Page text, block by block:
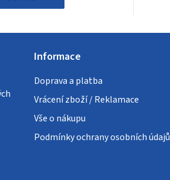
Informace
Doprava a platba
Vrácení zboží / Reklamace
Vše o nákupu
Podmínky ochrany osobních údajů